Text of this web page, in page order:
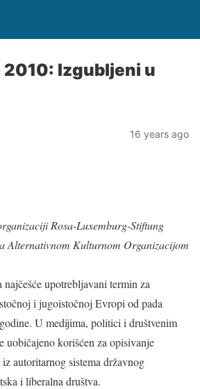
2010: Izgubljeni u
16 years ago
Rosa-Luxemburg-Stiftung
Alternativnom Kulturnom Organizacijom
najčešće upotrebljavani termin za
i jugoistočnoj Evropi od pada
U medijima, politici i društvenim
uobičajeno korišćen za opisivanje
autoritarnog sistema državnog
i liberalna društva.